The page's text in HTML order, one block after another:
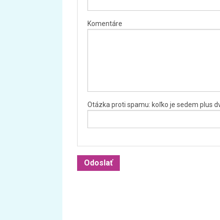
Komentáre
Otázka proti spamu: koľko je sedem plus